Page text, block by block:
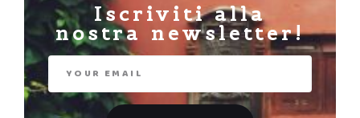
Iscriviti alla
nostra newsletter!